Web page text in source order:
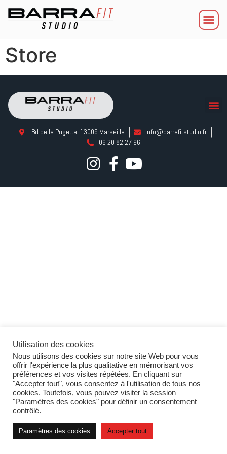
Store
Bd de la Pugette, 13009 Marseille
info@barrafitstudio.fr
06 20 82 27 96
Utilisation des cookies
Nous utilisons des cookies sur notre site Web pour vous
offrir l'expérience la plus qualitative en mémorisant vos
préférences et vos visites répétées. En cliquant sur
"Accepter tout", vous consentez à l'utilisation de tous nos
cookies. Toutefois, vous pouvez visiter la session
"Paramètres des cookies" pour définir un consentement
contrôlé.
Paramètres des cookies Accepter tout